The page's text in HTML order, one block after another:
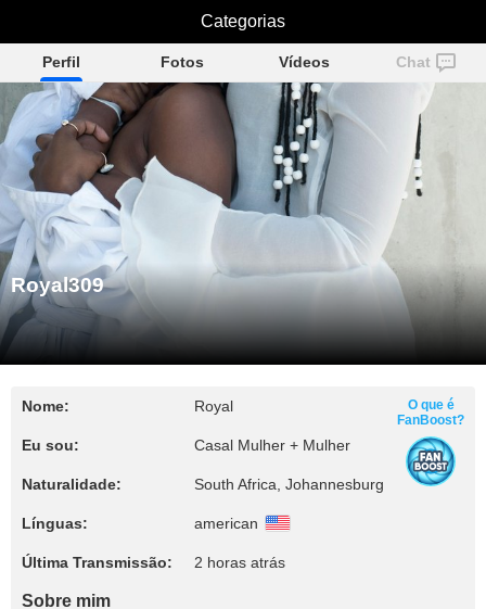
Royal309
Perfil Fotos Vídeos Chat
Royal309
Nome: Royal
Eu sou: Casal Mulher + Mulher
Naturalidade: South Africa, Johannesburg
Línguas: american
Última Transmissão: 2 horas atrás
O que é
FanBoost?
Sobre mim
Categorias